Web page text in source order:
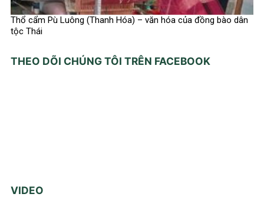
Thổ cẩm Pù Luông (Thanh Hóa) – văn hóa của đồng bào dân
tộc Thái
THEO DÕI CHÚNG TÔI TRÊN FACEBOOK
VIDEO